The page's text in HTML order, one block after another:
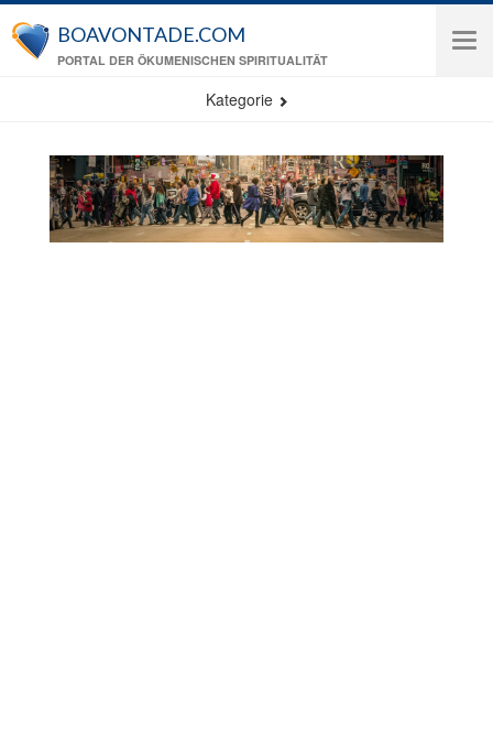
Direkt zum Inhalt
BOAVONTADE.COM
PORTAL DER ÖKUMENISCHEN SPIRITUALITÄT
Kategorie